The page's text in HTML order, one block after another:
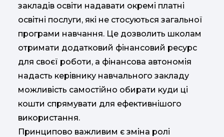
закладів освіти надавати окремі платні
освітні послуги, які не стосуються загальної
програми навчання. Це дозволить школам
отримати додатковий фінансовий ресурс
для своєї роботи, а фінансова автономія
надасть керівнику навчального закладу
можливість самостійно обирати куди ці
кошти спрямувати для ефективнішого
використання.
Принципово важливим є зміна ролі